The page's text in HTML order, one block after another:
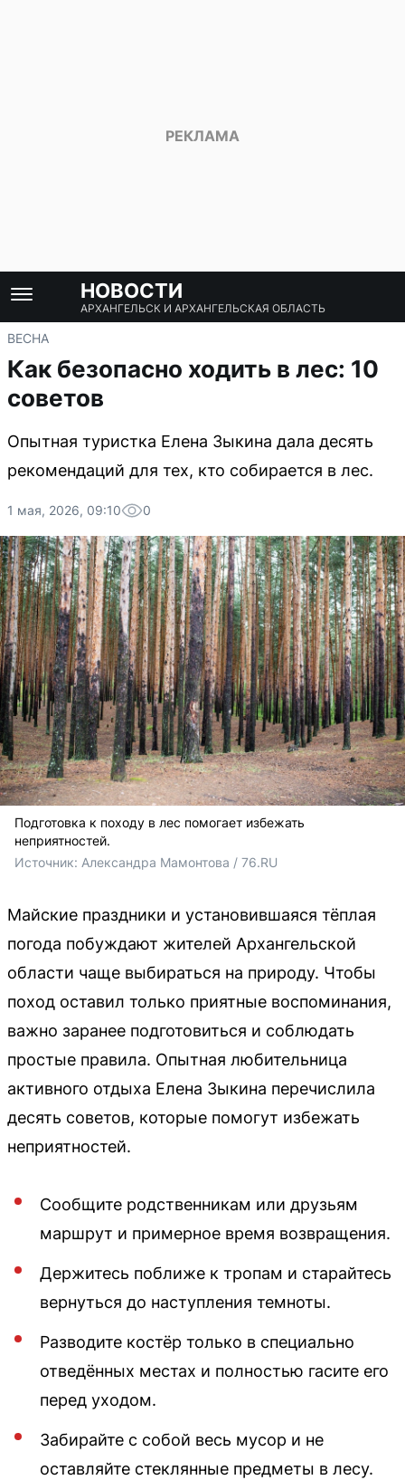
НОВОСТИ
АРХАНГЕЛЬСК И АРХАНГЕЛЬСКАЯ ОБЛАСТЬ
ВЕСНА
Как безопасно ходить в лес: 10
советов
Опытная туристка Елена Зыкина дала десять
рекомендаций для тех, кто собирается в лес.
1 мая, 2026, 09:10 0
Подготовка к походу в лес помогает избежать
неприятностей.
Источник: Александра Мамонтова / 76.RU
Майские праздники и установившаяся тёплая
погода побуждают жителей Архангельской
области чаще выбираться на природу. Чтобы
поход оставил только приятные воспоминания,
важно заранее подготовиться и соблюдать
простые правила. Опытная любительница
активного отдыха Елена Зыкина перечислила
десять советов, которые помогут избежать
неприятностей.
Сообщите родственникам или друзьям
маршрут и примерное время возвращения.
Держитесь поближе к тропам и старайтесь
вернуться до наступления темноты.
Разводите костёр только в специально
отведённых местах и полностью гасите его
перед уходом.
Забирайте с собой весь мусор и не
оставляйте стеклянные предметы в лесу.